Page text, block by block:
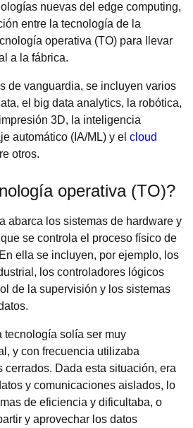
nuevas del edge computing,
entre la tecnología de la
operativa (TO) para llevar
a la fábrica.
de vanguardia, se incluyen varios
el big data analytics, la robótica,
3D, la inteligencia
automático (IA/ML) y el cloud
otros.
operativa (TO)?
abarca los sistemas de hardware y
se controla el proceso físico de
ella se incluyen, por ejemplo, los
los controladores lógicos
de la supervisión y los sistemas
tecnología solía ser muy
y con frecuencia utilizaba
cerrados. Dada esta situación, era
y comunicaciones aislados, lo
de eficiencia y dificultaba, o
y aprovechar los datos